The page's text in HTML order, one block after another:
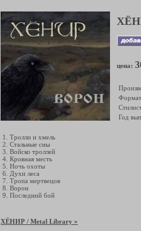
цена:
Год
1. Тролли и хмель
2. Стальные сны
3. Войско троллей
4. Кровная месть
5. Ночь охоты
6. Духи леса
7. Тропа мертвецов
8. Ворон
9. Последний бой
ХЁНИР / Metal Library »